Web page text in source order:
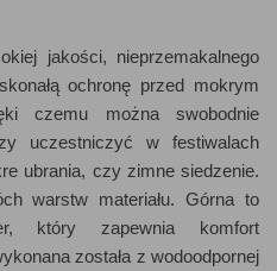
jakości, nieprzemakalnego
ochronę przed mokrym
czemu można swobodnie
uczestniczyć w festiwalach
ubrania, czy zimne siedzenie.
warstw materiału. Górna to
który zapewnia komfort
została z wodoodpornej